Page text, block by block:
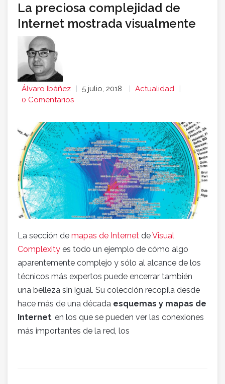
La preciosa complejidad de
Internet mostrada visualmente
Álvaro Ibáñez 5 julio, 2018
Actualidad
0 Comentarios
La sección de mapas de Internet deVisual
Complexity es todo un ejemplo de cómo algo
aparentemente complejo y sólo al alcance de los
técnicos más expertos puede encerrar también
una belleza sin igual. Su colección recopila desde
hace más de una década esquemas y mapas de
Internet , en los que se pueden ver las conexiones
más importantes de la red, los